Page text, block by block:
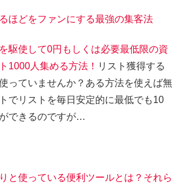
ほどをファンにする最強の集客法
駆使して0円もしくは必要最低限の資
1000人集める方法！ リスト獲得する
っていませんか？ある方法を使えば無
でリストを毎日安定的に最低でも10
できるのですが…
と使っている便利ツールとは？それら